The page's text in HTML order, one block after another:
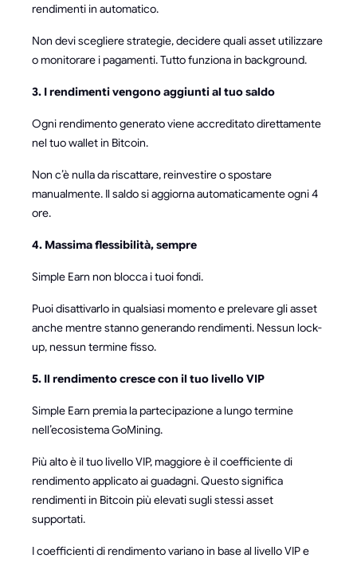
rendimenti in automatico.
Non devi scegliere strategie, decidere quali asset utilizzare
o monitorare i pagamenti. Tutto funziona in background.
3. I rendimenti vengono aggiunti al tuo saldo
Ogni rendimento generato viene accreditato direttamente
nel tuo wallet in Bitcoin.
Non c’è nulla da riscattare, reinvestire o spostare
manualmente. Il saldo si aggiorna automaticamente ogni 4
ore.
4. Massima flessibilità, sempre
Simple Earn non blocca i tuoi fondi.
Puoi disattivarlo in qualsiasi momento e prelevare gli asset
anche mentre stanno generando rendimenti. Nessun lock-
up, nessun termine fisso.
5. Il rendimento cresce con il tuo livello VIP
Simple Earn premia la partecipazione a lungo termine
nell’ecosistema GoMining.
Più alto è il tuo livello VIP, maggiore è il coefficiente di
rendimento applicato ai guadagni. Questo significa
rendimenti in Bitcoin più elevati sugli stessi asset
supportati.
I coefficienti di rendimento variano in base al livello VIP e